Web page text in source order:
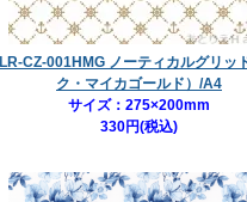
LR-CZ-001HMG ノーティカルグリッ
ク・マイカゴールド）/A4
サイズ：275×200mm
330円(税込)